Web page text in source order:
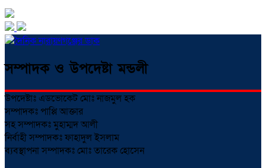
সম্পাদক ও উপদেষ্টা মন্ডলী
উপদেষ্টাঃ এডভোকেট মোঃ নাজমুল হক
সম্পাদকঃ পাপ্পি আক্তার
সহ সম্পাদকঃ মুহাম্মদ আলী
নির্বাহী সম্পাদকঃ ফাহাদুল ইসলাম
ব্যবস্থাপনা সম্পাদকঃ মোঃ তারেক হোসেন